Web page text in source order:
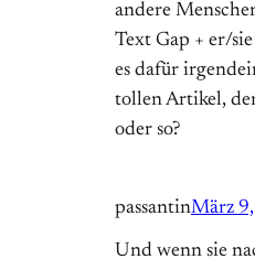
andere
Text Gap + er/
es dafür
tollen Artikel,
oder so?
passantinMärz
Und wenn sie